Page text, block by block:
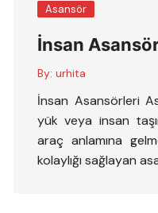
Asansör
İnsan
By: urhita
İnsan Asansörleri
yük veya insan
araç anlamına
kolaylığı sağlayan